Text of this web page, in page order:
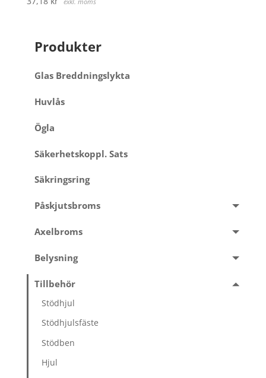
Produkter
Glas Breddningslykta
Huvlås
Ögla
Säkerhetskoppl. Sats
Säkringsring
Påskjutsbroms
Axelbroms
Belysning
Tillbehör
Stödhjul
Stödhjulsfäste
Stödben
Hjul